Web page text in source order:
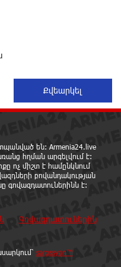
տվյալները»․ IDBank-ը
է Յունիբանկի
1 օր առաջ
են: Armenia24.live
հղման արգելվում է:
ոչ միշտ է համընկնում
բովանդակության
գովազդատուներինն է:
Գովազդատուներին
sargssyan™